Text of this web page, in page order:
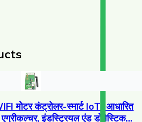
मोटर कंट्रोलर-स्मार्ट IoT- आधारित
एग्रीकल्चर, इंडस्ट्रियल एंड डोमेस्टिक